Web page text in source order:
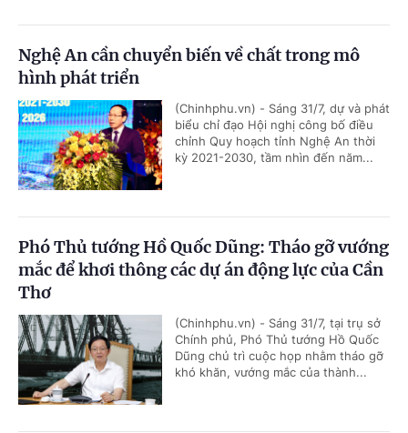
Nghệ An cần chuyển biến về chất trong mô
hình phát triển
(Chinhphu.vn) - Sáng 31/7, dự và phát
biểu chỉ đạo Hội nghị công bố điều
chỉnh Quy hoạch tỉnh Nghệ An thời
kỳ 2021-2030, tầm nhìn đến năm...
Phó Thủ tướng Hồ Quốc Dũng: Tháo gỡ vướng
mắc để khơi thông các dự án động lực của Cần
Thơ
(Chinhphu.vn) - Sáng 31/7, tại trụ sở
Chính phủ, Phó Thủ tướng Hồ Quốc
Dũng chủ trì cuộc họp nhằm tháo gỡ
khó khăn, vướng mắc của thành...